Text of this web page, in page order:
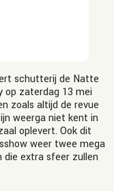
schutterij de Natte
op zaterdag 13 mei
zoals altijd de revue
weerga niet kent in
oplevert. Ook dit
weer twee mega
extra sfeer zullen